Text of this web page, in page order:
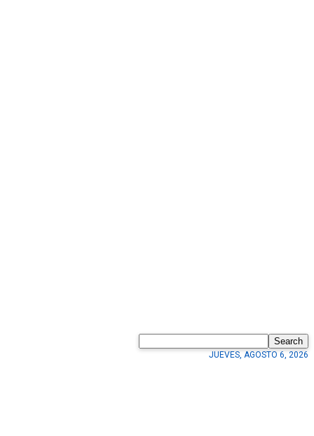
Search
JUEVES, AGOSTO 6, 2026